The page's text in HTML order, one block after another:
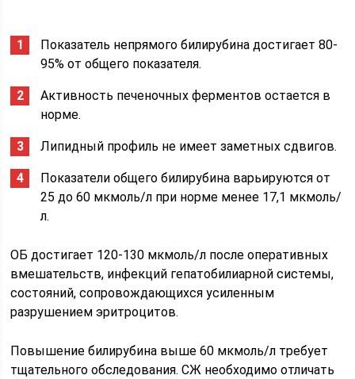
Показатель непрямого билирубина достигает 80-
95% от общего показателя.
Активность печеночных ферментов остается в
норме.
Липидный профиль не имеет заметных сдвигов.
Показатели общего билирубина варьируются от
25 до 60 мкмоль/л при норме менее 17,1 мкмоль/
л.
ОБ достигает 120-130 мкмоль/л после оперативных
вмешательств, инфекций гепатобилиарной системы,
состояний, сопровождающихся усиленным
разрушением эритроцитов.
Повышение билирубина выше 60 мкмоль/л требует
тщательного обследования. СЖ необходимо отличать